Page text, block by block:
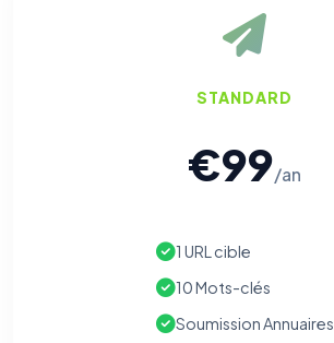
STANDARD
€99/an
1 URL cible
10 Mots-clés
Soumission Annuaires